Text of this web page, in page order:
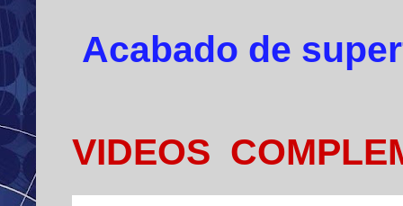
Acabado de
VIDEOS